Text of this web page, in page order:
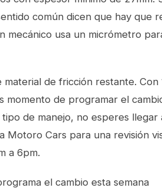
común dicen que hay que
mecánico usa un micrómetro
de fricción restante. Con
momento de programar el
de manejo, no esperes llegar
Motoro Cars para una revisión
a 6pm.
el cambio esta semana